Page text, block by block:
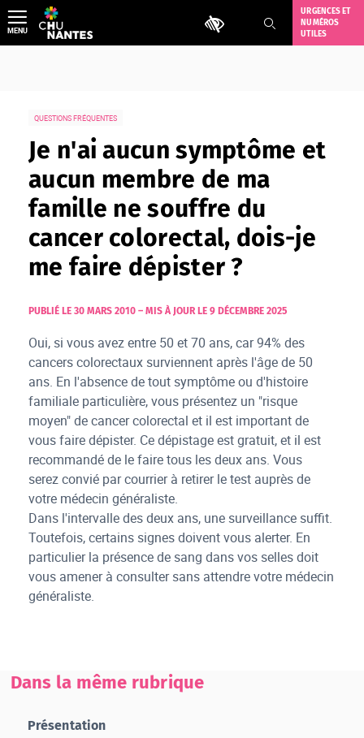
Aller
au
contenu
Outils d'accessibilité
URGENCES ET
NUMÉROS
UTILES
MENU
QUESTIONS FRÉQUENTES
Je n'ai aucun symptôme et
aucun membre de ma
famille ne souffre du
cancer colorectal, dois-je
me faire dépister ?
PUBLIÉ LE 30 MARS 2010 – MIS À JOUR LE 9 DÉCEMBRE 2025
Oui, si vous avez entre 50 et 70 ans, car 94% des
cancers colorectaux surviennent après l'âge de 50
ans. En l'absence de tout symptôme ou d'histoire
familiale particulière, vous présentez un "risque
moyen" de cancer colorectal et il est important de
vous faire dépister. Ce dépistage est gratuit, et il est
recommandé de le faire tous les deux ans. Vous
serez convié par courrier à retirer le test auprès de
votre médecin généraliste.
Dans l'intervalle des deux ans, une surveillance suffit.
Toutefois, certains signes doivent vous alerter. En
particulier la présence de sang dans vos selles doit
vous amener à consulter sans attendre votre médecin
généraliste.
Dans la même rubrique
Présentation